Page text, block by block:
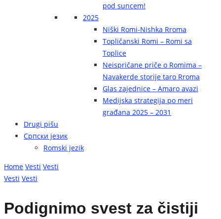
pod suncem!
2025
Niški Romi-Nishka Rroma
Topličanski Romi – Romi sa
Toplice
Neispričane priče o Romima –
Navakerde storije taro Rroma
Glas zajednice – Amaro avazi
Medijska strategija po meri
građana 2025 – 2031
Drugi pišu
Српски језик
Romski jezik
Home Vesti Vesti
Vesti Vesti
Podignimo svest za čistiji